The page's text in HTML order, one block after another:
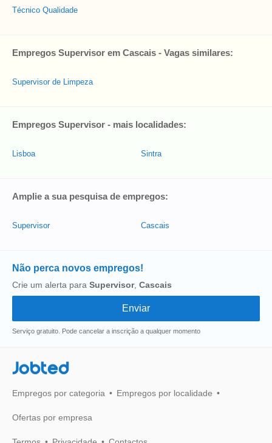
Técnico Qualidade
Empregos Supervisor em Cascais - Vagas similares:
Supervisor de Limpeza
Empregos Supervisor - mais localidades:
Lisboa Sintra
Amplie a sua pesquisa de empregos:
Supervisor Cascais
Não perca novos empregos!
Crie um alerta para Supervisor, Cascais
Serviço gratuito. Pode cancelar a inscrição a qualquer momento
Jobted
Empregos por categoria Empregos por localidade
Ofertas por empresa